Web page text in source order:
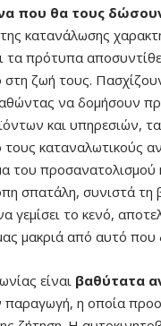
που θα τους
κατανάλωσης
τα πρότυπα
στη ζωή τους.
να δομήσουν
και υπηρεσιών,
τους καταναλωτικούς
του προσανατολισμού
σπατάλη, συνιστά τη
γεμίσει το κενό,
μακριά από αυτό που
είναι βαθύτατα
η οποία